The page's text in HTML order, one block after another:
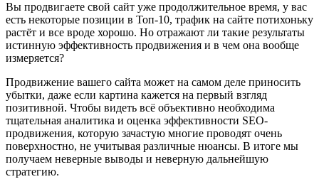
Вы продвигаете свой сайт уже продолжительное время, у вас
есть некоторые позиции в Топ-10, трафик на сайте потихоньку
растёт и все вроде хорошо. Но отражают ли такие результаты
истинную эффективность продвижения и в чем она вообще
измеряется?
Продвижение вашего сайта может на самом деле приносить
убытки, даже если картина кажется на первый взгляд
позитивной. Чтобы видеть всё объективно необходима
тщательная аналитика и оценка эффективности SEO-
продвижения, которую зачастую многие проводят очень
поверхностно, не учитывая различные нюансы. В итоге мы
получаем неверные выводы и неверную дальнейшую
стратегию.